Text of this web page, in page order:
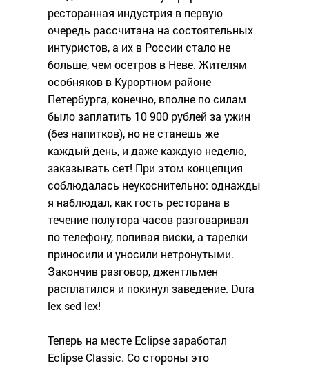
ресторанная индустрия в первую
очередь рассчитана на состоятельных
интуристов, а их в России стало не
больше, чем осетров в Неве. Жителям
особняков в Курортном районе
Петербурга, конечно, вполне по силам
было заплатить 10 900 рублей за ужин
(без напитков), но не станешь же
каждый день, и даже каждую неделю,
заказывать сет! При этом концепция
соблюдалась неукоснительно: однажды
я наблюдал, как гость ресторана в
течение полутора часов разговаривал
по телефону, попивая виски, а тарелки
приносили и уносили нетронутыми.
Закончив разговор, джентльмен
расплатился и покинул заведение. Dura
lex sed lex!
Теперь на месте Eclipse заработал
Eclipse Classic. Со стороны это